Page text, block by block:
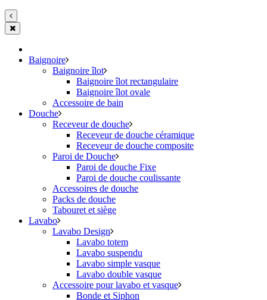
Baignoire
Baignoire îlot
Baignoire îlot rectangulaire
Baignoire îlot ovale
Accessoire de bain
Douche
Receveur de douche
Receveur de douche céramique
Receveur de douche composite
Paroi de Douche
Paroi de douche Fixe
Paroi de douche coulissante
Accessoires de douche
Packs de douche
Tabouret et siège
Lavabo
Lavabo Design
Lavabo totem
Lavabo suspendu
Lavabo simple vasque
Lavabo double vasque
Accessoire pour lavabo et vasque
Bonde et Siphon